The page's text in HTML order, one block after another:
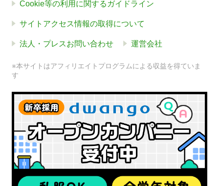
Cookie等の利用に関するガイドライン
サイトアクセス情報の取得について
法人・プレスお問い合わせ 運営会社
※本サイトはアフィリエイトプログラムによる収益を得ていま
す